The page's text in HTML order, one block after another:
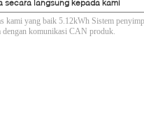
secara langsung kepada kami